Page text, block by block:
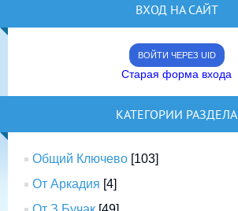
ВХОД НА САЙТ
ВОЙТИ ЧЕРЕЗ UID
Старая форма входа
КАТЕГОРИИ РАЗДЕЛА
Общий Ключево [103]
От Аркадия [4]